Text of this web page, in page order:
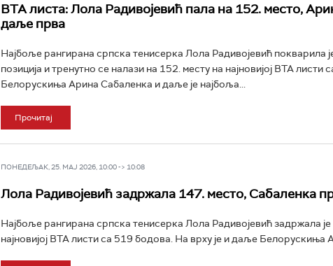
ВТА листа: Лола Радивојевић пала на 152. место,
даље прва
Најбоље рангирана српска тенисерка Лола Радивојевић покварила
позиција и тренутно се налази на 152. месту на најновијој ВТА листи
Белорускиња Арина Сабаленка и даље је најбоља...
Прочитај
ПОНЕДЕЉАК, 25. МАЈ 2026, 10:00 -> 10:08
Лола Радивојевић задржала 147. место, Сабаленка
Најбоље рангирана српска тенисерка Лола Радивојевић задржала је
најновијој ВТА листи са 519 бодова. На врху је и даље Белорускиња